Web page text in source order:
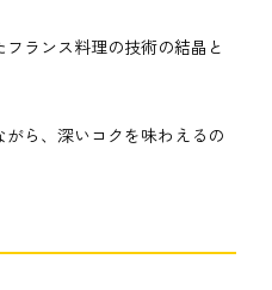
ランス料理の技術の結晶と
ら、深いコクを味わえるの